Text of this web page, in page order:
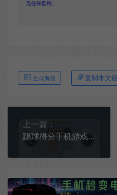
无任何盈利。
生成海报 复制本文
上一篇：
踢球得分手机游戏[Android][v1.0.10]